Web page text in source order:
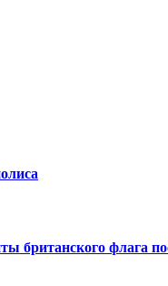
британского флага